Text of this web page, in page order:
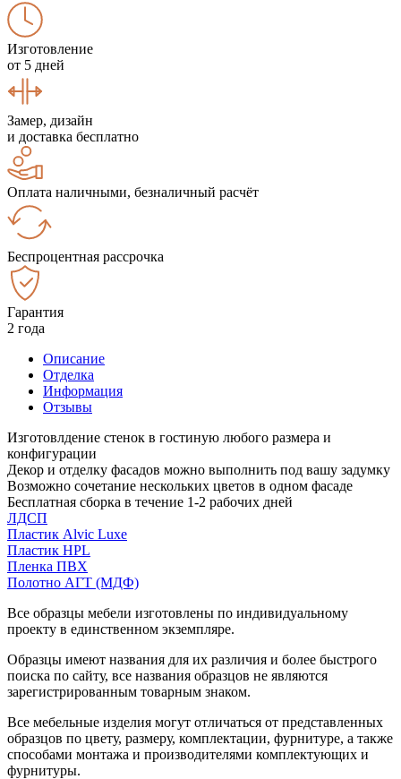
Изготовление
от 5 дней
Замер, дизайн
и доставка бесплатно
Оплата наличными, безналичный расчёт
Беспроцентная рассрочка
Гарантия
2 года
Описание
Отделка
Информация
Отзывы
Изготовлдение стенок в гостиную любого размера и
конфигурации
Декор и отделку фасадов можно выполнить под вашу задумку
Возможно сочетание нескольких цветов в одном фасаде
Бесплатная сборка в течение 1-2 рабочих дней
ЛДСП
Пластик Alvic Luxe
Пластик HPL
Пленка ПВХ
Полотно АГТ (МДФ)
Все образцы мебели изготовлены по индивидуальному
проекту в единственном экземпляре.
Образцы имеют названия для их различия и более быстрого
поиска по сайту, все названия образцов не являются
зарегистрированным товарным знаком.
Все мебельные изделия могут отличаться от представленных
образцов по цвету, размеру, комплектации, фурнитуре, а также
способами монтажа и производителями комплектующих и
фурнитуры.